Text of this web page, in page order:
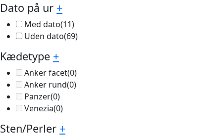
Dato på ur +
Med dato(11)
Uden dato(69)
Kædetype +
Anker facet(0)
Anker rund(0)
Panzer(0)
Venezia(0)
Sten/Perler +